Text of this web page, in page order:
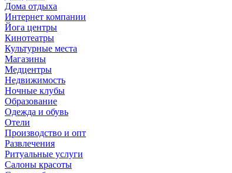
Дома отдыха
Интернет компании
Йога центры
Кинотеатры
Культурные места
Магазины
Медцентры
Недвижимость
Ночные клубы
Образование
Одежда и обувь
Отели
Производство и опт
Развлечения
Ритуальные услуги
Салоны красоты